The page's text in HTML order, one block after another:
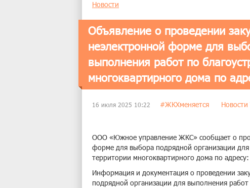
Новости
Объявление о проведении
неэлектронной форме для
выполнения работ по
многоквартирного дома по
16 июля 2025 10:22 #ЖКХменяется Новости
ООО «Южное управление ЖКС» сообщает о
форме для выбора подрядной организации
территории многоквартирного дома по
Информация и документация о проведении
подрядной организации для выполнения